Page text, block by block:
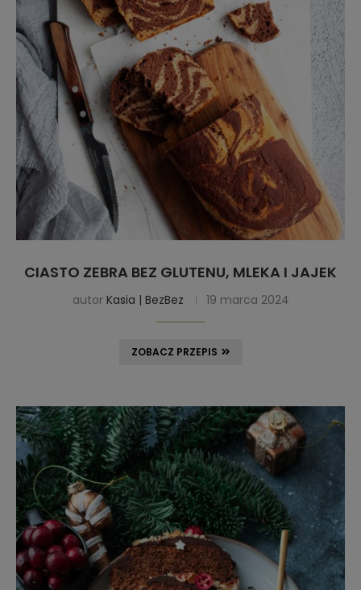
CIASTO ZEBRA BEZ GLUTENU, MLEKA I JAJEK
autor Kasia | BezBez 19 marca 2024
ZOBACZ PRZEPIS